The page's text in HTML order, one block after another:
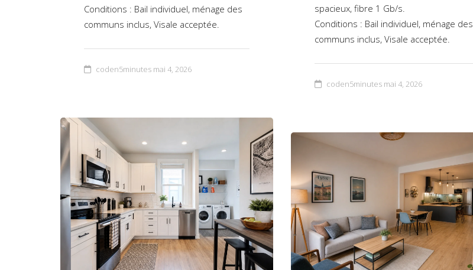
Conditions : Bail individuel, ménage des
communs inclus, Visale acceptée.
coden5minutes mai 4, 2026
spacieux, fibre 1 Gb/s.
Conditions : Bail individuel, ménage des
communs inclus, Visale acceptée.
coden5minutes mai 4, 2026